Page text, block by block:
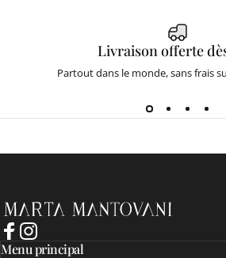
Livraison offerte
Partout dans le monde, sans frais
Marta Mantovani
Facebook
Instagram
Menu principal